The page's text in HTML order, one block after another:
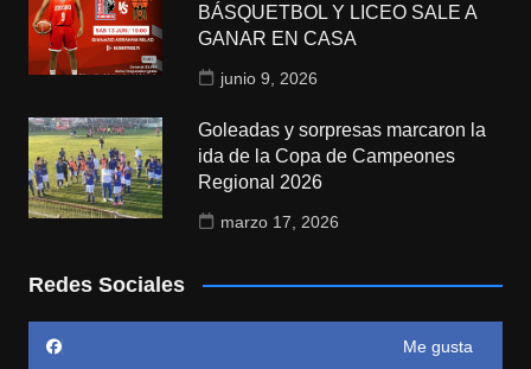
BÁSQUETBOL Y LICEO SALE A
GANAR EN CASA
junio 9, 2026
Goleadas y sorpresas marcaron la
ida de la Copa de Campeones
Regional 2026
marzo 17, 2026
Redes Sociales
Me gusta